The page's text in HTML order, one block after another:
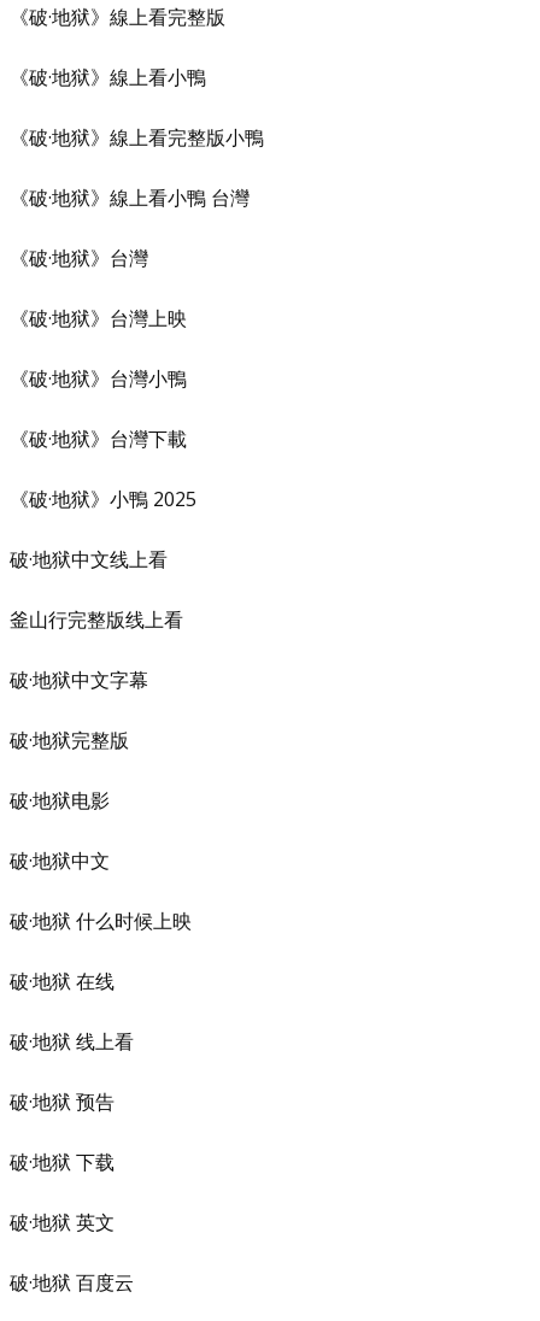
《破·地狱》線上看完整版
《破·地狱》線上看小鴨
《破·地狱》線上看完整版小鴨
《破·地狱》線上看小鴨 台灣
《破·地狱》台灣
《破·地狱》台灣上映
《破·地狱》台灣小鴨
《破·地狱》台灣下載
《破·地狱》小鴨 2025
破·地狱中文线上看
釜山行完整版线上看
破·地狱中文字幕
破·地狱完整版
破·地狱电影
破·地狱中文
破·地狱 什么时候上映
破·地狱 在线
破·地狱 线上看
破·地狱 预告
破·地狱 下载
破·地狱 英文
破·地狱 百度云